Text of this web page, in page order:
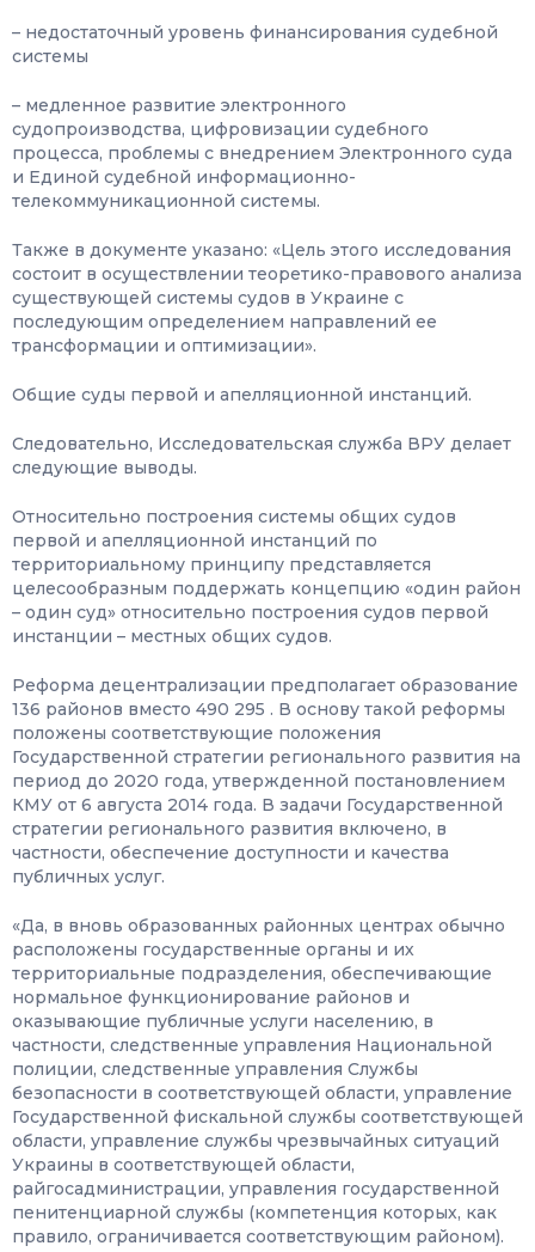
– недостаточный уровень финансирования судебной
системы
– медленное развитие электронного
судопроизводства, цифровизации судебного
процесса, проблемы с внедрением Электронного суда
и Единой судебной информационно-
телекоммуникационной системы.
Также в документе указано: «Цель этого исследования
состоит в осуществлении теоретико-правового анализа
существующей системы судов в Украине с
последующим определением направлений ее
трансформации и оптимизации».
Общие суды первой и апелляционной инстанций.
Следовательно, Исследовательская служба ВРУ делает
следующие выводы.
Относительно построения системы общих судов
первой и апелляционной инстанций по
территориальному принципу представляется
целесообразным поддержать концепцию «один район
– один суд» относительно построения судов первой
инстанции – местных общих судов.
Реформа децентрализации предполагает образование
136 районов вместо 490 295 . В основу такой реформы
положены соответствующие положения
Государственной стратегии регионального развития на
период до 2020 года, утвержденной постановлением
КМУ от 6 августа 2014 года. В задачи Государственной
стратегии регионального развития включено, в
частности, обеспечение доступности и качества
публичных услуг.
«Да, в вновь образованных районных центрах обычно
расположены государственные органы и их
территориальные подразделения, обеспечивающие
нормальное функционирование районов и
оказывающие публичные услуги населению, в
частности, следственные управления Национальной
полиции, следственные управления Службы
безопасности в соответствующей области, управление
Государственной фискальной службы соответствующей
области, управление службы чрезвычайных ситуаций
Украины в соответствующей области,
райгосадминистрации, управления государственной
пенитенциарной службы (компетенция которых, как
правило, ограничивается соответствующим районом).